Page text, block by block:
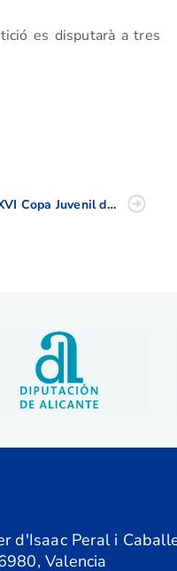
es disputarà a tres
Primera jornada de la XXVI Copa Juvenil de la Comunidad Valenciana
d'Isaac Peral i
Valencia